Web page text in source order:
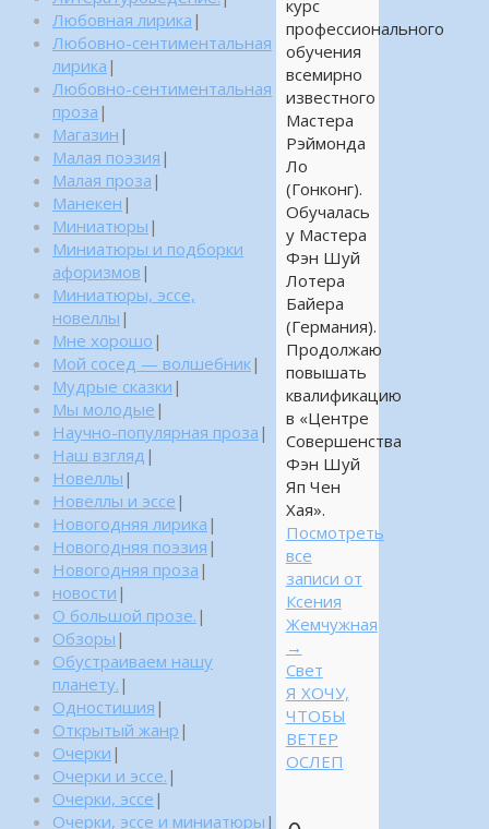
курс
профессионального
обучения
всемирно
известного
Мастера
Рэймонда
Ло
(Гонконг).
Обучалась
у Мастера
Фэн Шуй
Лотера
Байера
(Германия).
Продолжаю
повышать
квалификацию
в «Центре
Совершенства
Фэн Шуй
Яп Чен
Хая».
Посмотреть
все
записи от
Ксения
Жемчужная
→
Свет
Я ХОЧУ,
ЧТОБЫ
ВЕТЕР
ОСЛЕП
Любовная лирика |
Любовно-сентиментальная
лирика |
Любовно-сентиментальная
проза |
Магазин |
Малая поэзия |
Малая проза |
Манекен |
Миниатюры |
Миниатюры и подборки
афоризмов |
Миниатюры, эссе,
новеллы |
Мне хорошо |
Мой сосед — волшебник|
Мудрые сказки |
Мы молодые |
Научно-популярная проза |
Наш взгляд |
Новеллы |
Новеллы и эссе |
Новогодняя лирика |
Новогодняя поэзия |
Новогодняя проза |
новости |
О большой прозе. |
Обзоры |
Обустраиваем нашу
планету. |
Одностишия |
Открытый жанр |
Очерки |
Очерки и эссе. |
Очерки, эссе |
Очерки, эссе и миниатюры |